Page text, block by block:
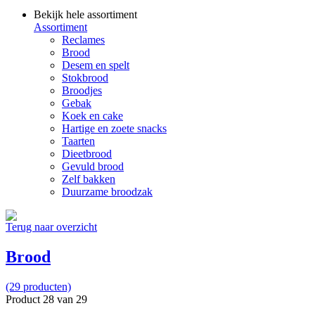
Bekijk hele assortiment
Assortiment
Reclames
Brood
Desem en spelt
Stokbrood
Broodjes
Gebak
Koek en cake
Hartige en zoete snacks
Taarten
Dieetbrood
Gevuld brood
Zelf bakken
Duurzame broodzak
Terug naar overzicht
Brood
(29 producten)
Product 28 van 29